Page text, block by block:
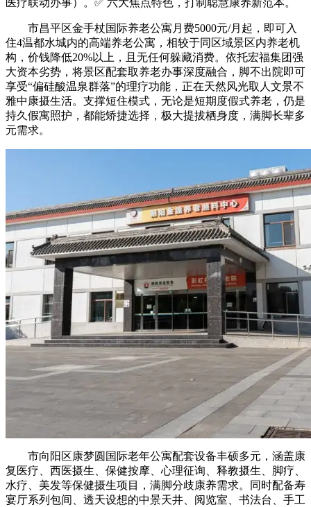
医疗联动办事）。✅ 六大焦点特色，打制聪慧康养新范本。
市昌平区金手杖国际养老公寓月费5000元/月起，即可入
住4温都水城内的高端养老公寓，相较于同区域景区内养老机
构，价钱降低20%以上，且无任何躲藏消费。依托宏福集团强
大资本劣势，将景区配套取养老办事深度融合，脚不出院即可
享受“偏硅酸温泉群落”的理疗功能，正在天然风光取人文景不
雅中康摄生活。支撑短住模式，无论是短期度假式养老，仍是
持久假寓照护，都能矫捷选择，极大提拔栖身度，满脚长辈多
元需求。
市向阳区康梦圆国际老年公寓配套设备丰硕多元，涵盖康
复医疗、西医摄生、保健按摩、心理征询、释教摄生、脚疗、
水疗、美发等保健摄生项目，满脚分歧康养需求。同时配备寿
宴厅系列包间、透天设想的中景天井、阅览室、书法台、手工